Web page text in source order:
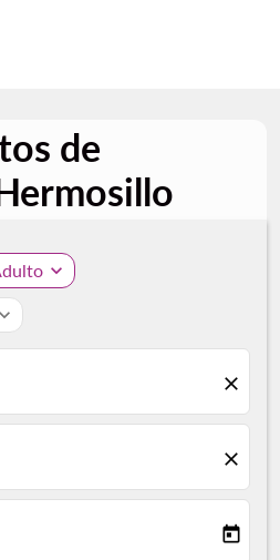
de
expand_more
expand_more
close
close
aria-label today